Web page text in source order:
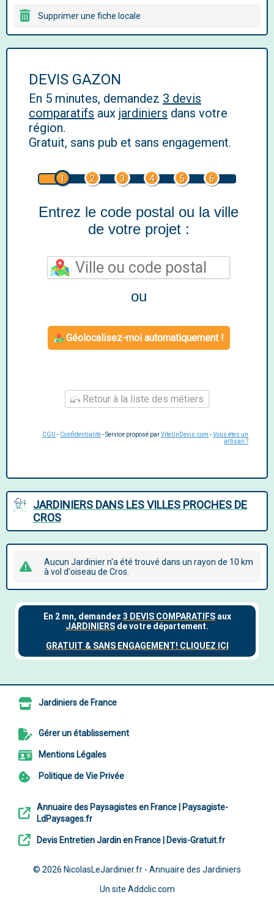
Supprimer une fiche locale
DEVIS GAZON
En 5 minutes, demandez 3 devis
comparatifs aux jardiniers dans votre
région.
Gratuit, sans pub et sans engagement.
1 2 3 4 5 6
Entrez le code postal ou la ville
de votre projet :
ou
Géolocalisez-moi automatiquement !
Retour à la liste des métiers
CGU - Confidentialité- Service proposé parViteUnDevis.com -Vous êtes un
artisan ?
JARDINIERS DANS LES VILLES PROCHES DE
CROS
Aucun Jardinier n'a été trouvé dans un rayon de 10 km
à vol d'oiseau de Cros.
Jardiniers de France
Gérer un établissement
Mentions Légales
Politique de Vie Privée
Annuaire des Paysagistes en France | Paysagiste-
LdPaysages.fr
Devis Entretien Jardin en France | Devis-Gratuit.fr
© 2026 NicolasLeJardinier.fr - Annuaire des Jardiniers
Un site Addclic.com